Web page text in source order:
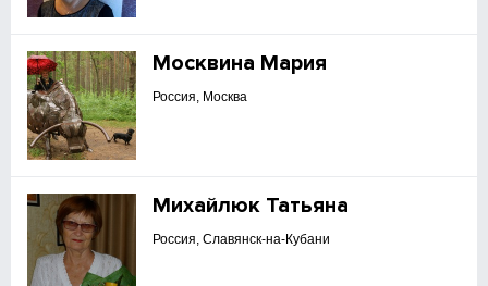
Москвина Мария
Россия, Москва
Михайлюк Татьяна
Россия, Славянск-на-Кубани